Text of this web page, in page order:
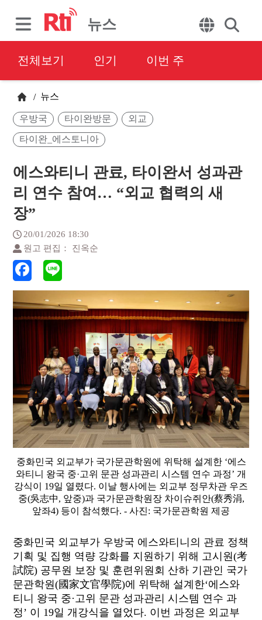
뉴스
전체보기 인기 이번 주
/ 뉴스
우방국 타이완방문 외교
타이완_에스토니아
에스와티니 관료, 타이완서 성과관
리 연수 참여… “외교 협력의 새
장”
20/01/2026 18:30
원고 편집： 진옥순
중화민국 외교부가 국가문관학원에 위탁해 설계한 ‘에스
와티니 왕국 중·고위 문관 성과관리 시스템 연수 과정’ 개
강식이 19일 열렸다. 이날 행사에는 외교부 정무차관 우즈
중(吳志中, 앞중)과 국가문관학원장 차이슈쥐안(蔡秀涓,
앞좌4) 등이 참석했다. - 사진: 국가문관학원 제공
중화민국 외교부가 우방국 에스와티니의 관료 정책
기획 및 집행 역량 강화를 지원하기 위해 고시원(考
試院) 공무원 보장 및 훈련위원회 산하 기관인 국가
문관학원(國家文官學院)에 위탁해 설계한‘에스와
티니 왕국 중·고위 문관 성과관리 시스템 연수 과
정’ 이 19일 개강식을 열었다. 이번 과정은 외교부